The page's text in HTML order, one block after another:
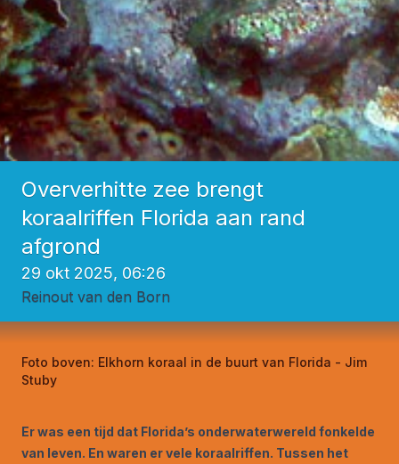
Oververhitte zee brengt
koraalriffen Florida aan rand
afgrond
29 okt 2025, 06:26
Reinout van den Born
Foto boven: Elkhorn koraal in de buurt van Florida - Jim
Stuby
Er was een tijd dat Florida’s onderwaterwereld fonkelde
van leven. En waren er vele koraalriffen. Tussen het